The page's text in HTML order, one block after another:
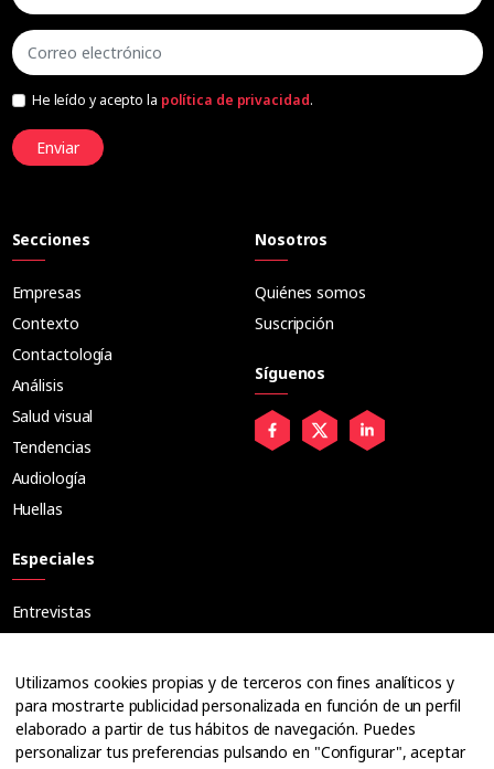
He leído y acepto la política de privacidad.
Enviar
Secciones
Empresas
Contexto
Contactología
Análisis
Salud visual
Tendencias
Audiología
Huellas
Especiales
Entrevistas
Ópticos
Cuadernos
Guías
Nosotros
Quiénes somos
Suscripción
Síguenos
Utilizamos cookies propias y de terceros con fines analíticos y
para mostrarte publicidad personalizada en función de un perfil
elaborado a partir de tus hábitos de navegación. Puedes
personalizar tus preferencias pulsando en "Configurar", aceptar